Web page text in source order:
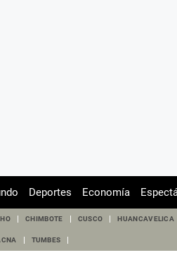
Deportes Economía
CHIMBOTE CUSCO HUANCAVELICA
TUMBES